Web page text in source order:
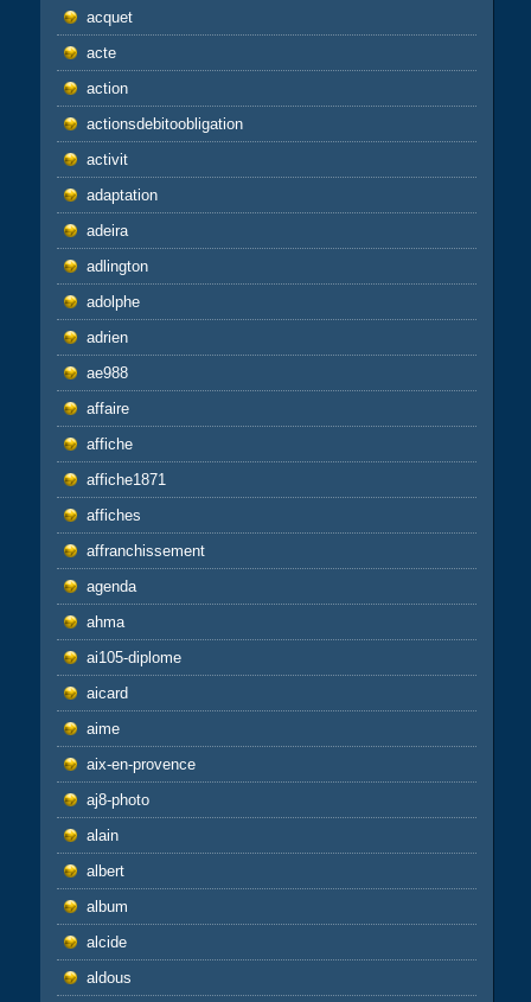
acquet
acte
action
actionsdebitoobligation
activit
adaptation
adeira
adlington
adolphe
adrien
ae988
affaire
affiche
affiche1871
affiches
affranchissement
agenda
ahma
ai105-diplome
aicard
aime
aix-en-provence
aj8-photo
alain
albert
album
alcide
aldous